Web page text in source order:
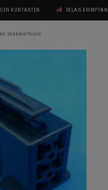
KONTAKTEN
RELAIS
stekkerhuis